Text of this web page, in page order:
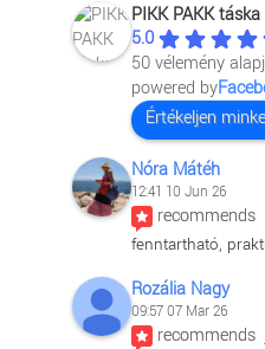
PIKK PAKK táska
5.0
50 vélemény
powered by
Értékeljen
Nóra Mátéh
12:41 10 Jun 26
recommends
fenntartható,
Rozália Nagy
09:57 07 Mar 26
recommends